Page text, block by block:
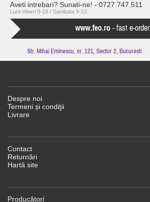
Aveti intrebari? Sunati-ne! - 0727.747.511
Luni-Vineri 9-18 / Sambata 9-13
www.feo.ro - fast e-order
Str. Mihai Eminescu, nr. 121, Sector 2, Bucuresti
Despre noi
Termeni și condiţii
Livrare
Contact
Returnări
Hartă site
Producători